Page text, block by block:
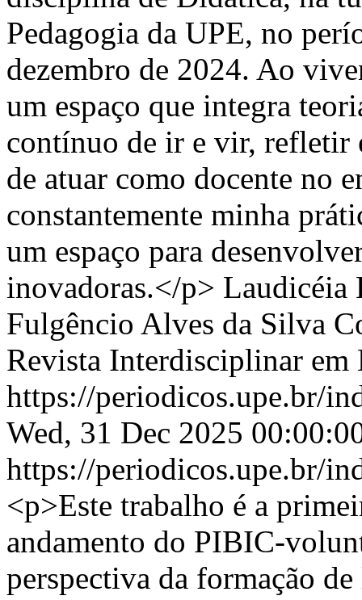
Pedagogia da UPE, no
dezembro de 2024. Ao
um espaço que integra
contínuo de ir e vir, refletir
de atuar como docente no
constantemente minha
um espaço para
inovadoras.</p> Laudicéia
Fulgêncio Alves da Silva
Revista Interdisciplinar em
https://periodicos.upe.br/
Wed, 31 Dec 2025
https://periodicos.upe.br/
<p>Este trabalho é a
andamento do PIBIC-
perspectiva da formação